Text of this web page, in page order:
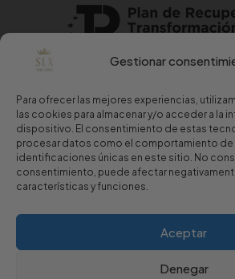
Gestionar
Para ofrecer las mejores experiencias,
las cookies para almacenar y/o acceder a la
dispositivo. El consentimiento de estas
procesar datos como el comportamiento de
identificaciones únicas en este sitio. No
consentimiento, puede afectar
características y funciones.
Aceptar
Denegar
Copyright © 2024 Sport Luxury.
Aviso Legal·Política de Privacidad·
Estaremos encantados de atenderte